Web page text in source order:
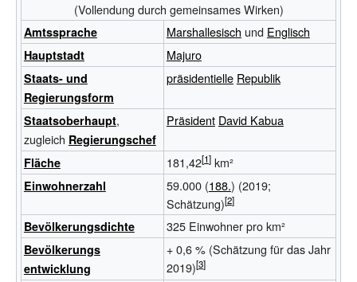
(Vollendung durch gemeinsames Wirken)
Amtssprache Marshallesisch und Englisch
Hauptstadt Majuro
Staats- und
Regierungsform
präsidentielle Republik
Staatsoberhaupt,
zugleich Regierungschef
Präsident David Kabua
Fläche 181,42 km²
Einwohnerzahl 59.000 (188.) (2019;
Schätzung)
Bevölkerungsdichte 325 Einwohner pro km²
Bevölkerungs
entwicklung
+ 0,6% (Schätzung für das Jahr
2019)